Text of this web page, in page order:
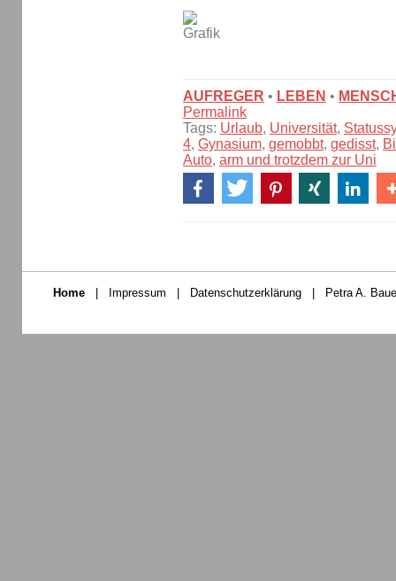
AUFREGER • LEBEN •
Permalink
Tags: Urlaub, Universität,
4, Gynasium, gemobbt, gedisst,
Auto, arm und trotzdem zur Uni
Home Impressum Datenschutzerklärung Petra A.